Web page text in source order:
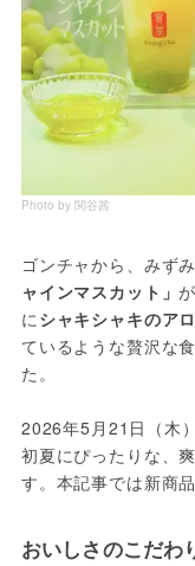
Photo by 関谷茜
ゴンチャから、みず
ャインマスカット」
に シャキシャキのア
ているような贅沢な
た。
2026年5月21日（木
初夏にぴったりな、
す。本記事では新商
おいしさのこだわ